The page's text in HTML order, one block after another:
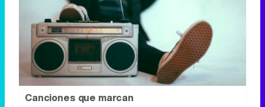
Canciones que marcan